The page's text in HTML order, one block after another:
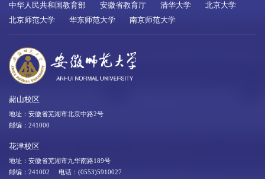
中华人民共和国教育部
安徽省教育厅 清华大学
北京大学
北京师范大学
华东师范大学 南京师范大学
赭山校区
地址：安徽省芜湖市北京中路2号
邮编：241000
花津校区
地址：安徽省芜湖市九华南路189号
邮编：241002 电话：(0553)5910027